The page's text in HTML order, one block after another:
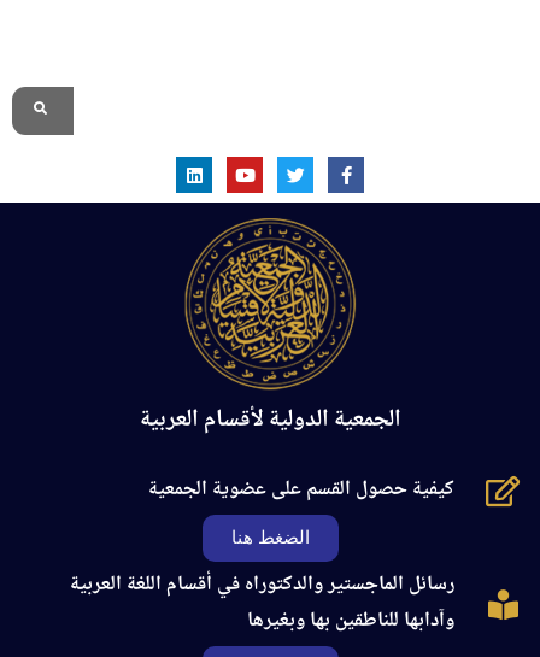
الجمعية الدولية لأقسام العربية
كيفية حصول القسم على عضوية الجمعية
الضغط هنا
رسائل الماجستير والدكتوراه في أقسام اللغة العربية
وآدابها للناطقين بها وبغيرها